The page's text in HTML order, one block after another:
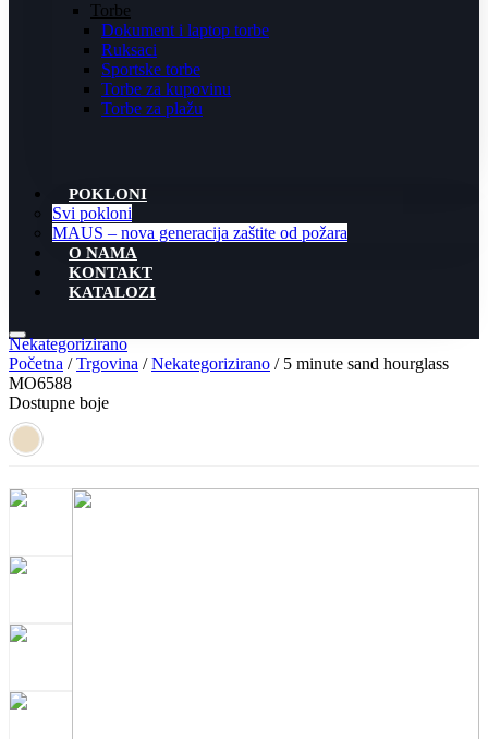
Torbe
Dokument i laptop torbe
Ruksaci
Sportske torbe
Torbe za kupovinu
Torbe za plažu
POKLONI
Svi pokloni
MAUS – nova generacija zaštite od požara
O NAMA
KONTAKT
KATALOZI
Nekategorizirano
Početna /Trgovina /Nekategorizirano / 5 minute sand hourglass
MO6588
Dostupne boje